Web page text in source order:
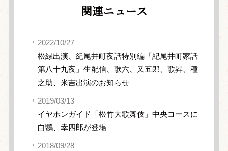
関連ニュース
2022/10/27
松緑出演、紀尾井町夜話特別編「紀尾井町家話
第八十九夜」生配信、歌六、又五郎、歌昇、種
之助、米吉出演のお知らせ
2019/03/13
イヤホンガイド「松竹大歌舞伎」中央コースに
白鸚、幸四郎が登場
2018/09/28